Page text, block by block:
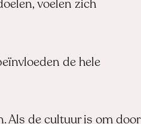
voelen zich
de hele
Als de cultuur is om door